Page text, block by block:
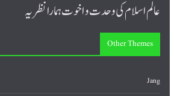
عالم اسلام کی وحدت و اخوت ہمارا نظریہ
Other Themes
Jang